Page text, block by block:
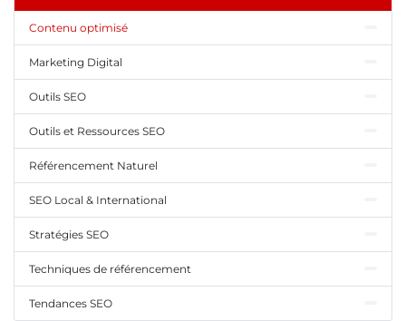
Contenu optimisé
Marketing Digital
Outils SEO
Outils et Ressources SEO
Référencement Naturel
SEO Local & International
Stratégies SEO
Techniques de référencement
Tendances SEO